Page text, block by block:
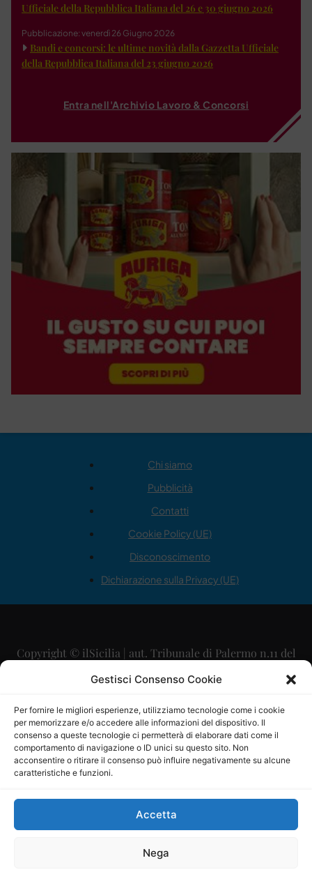
Gestisci Consenso Cookie
Per fornire le migliori esperienze, utilizziamo tecnologie come i cookie
per memorizzare e/o accedere alle informazioni del dispositivo. Il
consenso a queste tecnologie ci permetterà di elaborare dati come il
comportamento di navigazione o ID unici su questo sito. Non
acconsentire o ritirare il consenso può influire negativamente su alcune
caratteristiche e funzioni.
Accetta
Nega
Ufficiale della Repubblica Italiana del 26 e 30 giugno 2026
Pubblicazione: venerdì 26 Giugno 2026
Bandi e concorsi: le ultime novità dalla Gazzetta Ufficiale
della Repubblica Italiana del 23 giugno 2026
Entra nell'Archivio Lavoro & Concorsi
Chi siamo
Pubblicità
Contatti
Cookie Policy (UE)
Disconoscimento
Dichiarazione sulla Privacy (UE)
Copyright © ilSicilia | aut. Tribunale di Palermo n.11 del
29/09/2015
Direttore Editoriale: Maurizio Scaglione
Direttore Responsabile: Maria Calabrese
P.IVA: 06334930820
Mercurio Comunicazione Società Cooperativa a r.l. è
iscritta al Registro degli Operatori di Comunicazione al